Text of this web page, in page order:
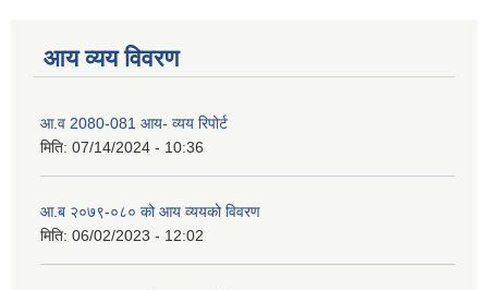
आय व्यय विवरण
आ.व 2080-081 आय- व्यय रिपोर्ट
मिति: 07/14/2024 - 10:36
आ.ब २०७९-०८० को आय व्ययको विवरण
मिति: 06/02/2023 - 12:02